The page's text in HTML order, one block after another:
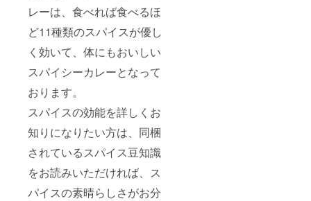
レーは、食べれば食べるほ
ど11種類のスパイスが優し
く効いて、体にもおいしい
スパイシーカレーとなって
おります。
スパイスの効能を詳しくお
知りになりたい方は、同梱
されているスパイス豆知識
をお読みいただければ、ス
パイスの素晴らしさがお分